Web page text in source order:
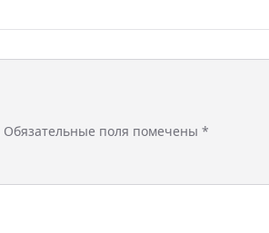
Обязательные поля помечены *